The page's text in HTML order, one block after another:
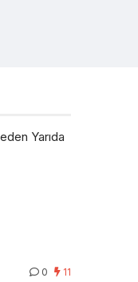
0 11